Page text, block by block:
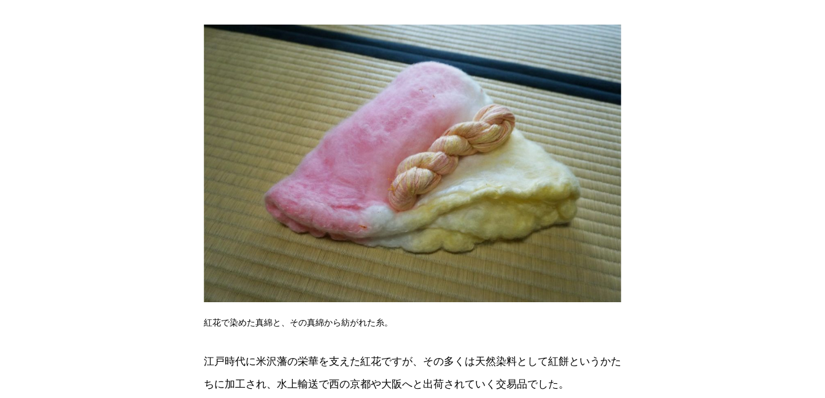
紅花で染めた真綿と、その真綿から紡がれた糸。
江戸時代に米沢藩の栄華を支えた紅花ですが、その多くは天然染料として紅餅というかた
ちに加工され、水上輸送で西の京都や大阪へと出荷されていく交易品でした。